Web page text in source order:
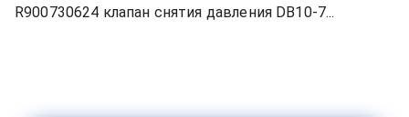
R900730624 клапан снятия давления DB10-7...